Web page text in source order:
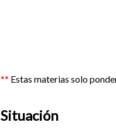
** Estas materias solo
Situación